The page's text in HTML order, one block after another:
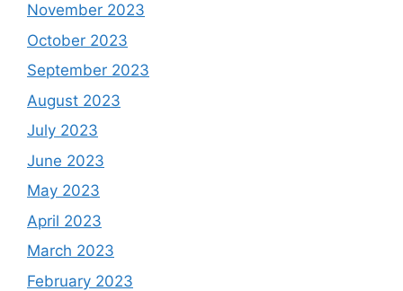
November 2023
October 2023
September 2023
August 2023
July 2023
June 2023
May 2023
April 2023
March 2023
February 2023